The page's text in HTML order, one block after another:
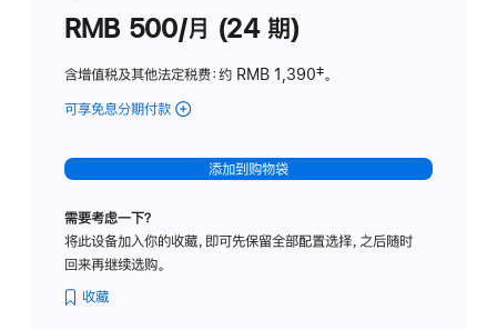
RMB 500/月 (24 期)
含增值税及其他法定税费：约 RMB 1,390脚
‡。
可享免息分期付款 (Studio
-
标
璃
添加到购物袋
需要考虑一下？
将此设备加入你的收藏，即可先保留全部配置选择，之后随时
回来再继续选购。
收藏